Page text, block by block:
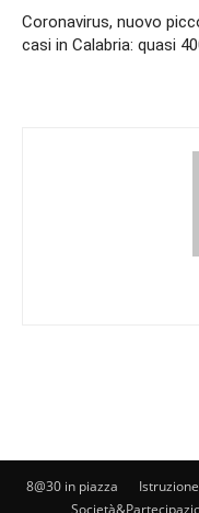
Coronavirus, nuovo
casi in Calabria: quasi
8@30 in piazza